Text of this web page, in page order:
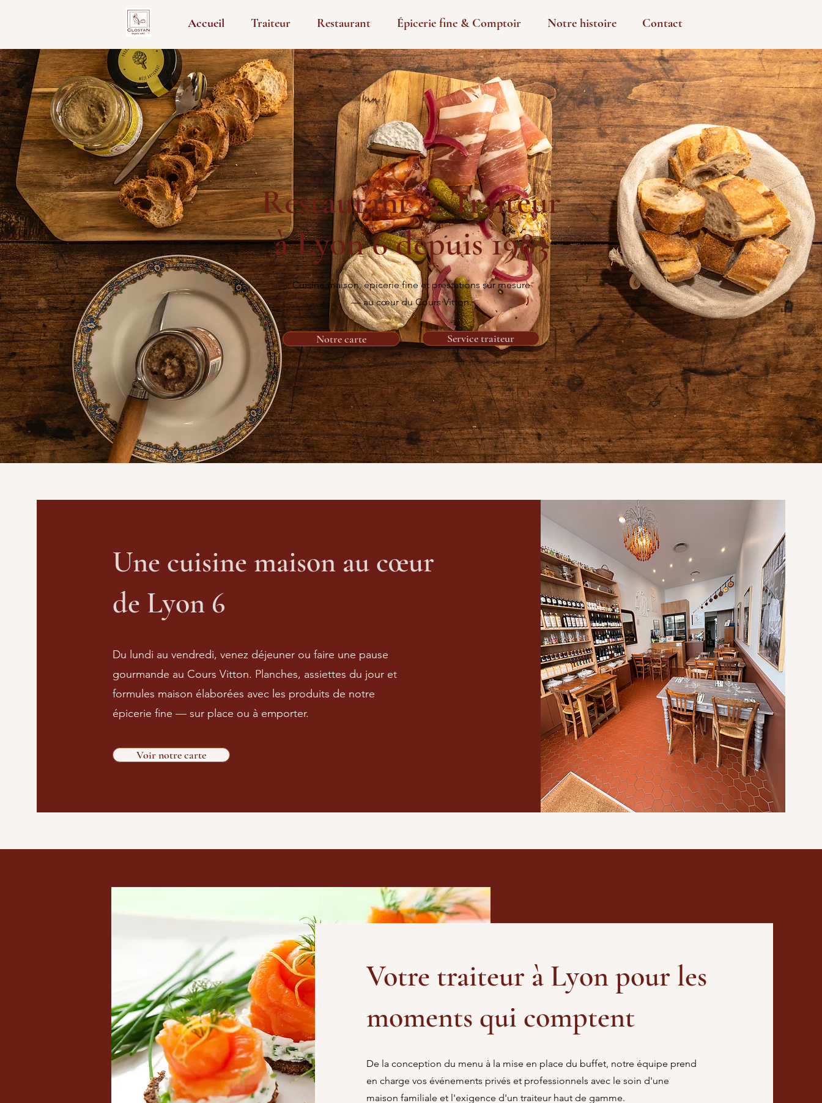
Accueil Traiteur Restaurant Épicerie fine & Comptoir Notre histoire Contact
Restaurant & Traiteur
à Lyon 6 depuis 1983
Cuisine maison, épicerie fine et prestations sur mesure
— au cœur du Cours Vitton.
Notre carte Service traiteur
Une cuisine maison au cœur
de Lyon 6
Du lundi au vendredi, venez déjeuner ou faire une pause
gourmande au Cours Vitton. Planches, assiettes du jour et
formules maison élaborées avec les produits de notre
épicerie fine — sur place ou à emporter.
Voir notre carte
Votre traiteur à Lyon pour les
moments qui comptent
De la conception du menu à la mise en place du buffet, notre équipe prend
en charge vos événements privés et professionnels avec le soin d'une
maison familiale et l'exigence d'un traiteur haut de gamme.